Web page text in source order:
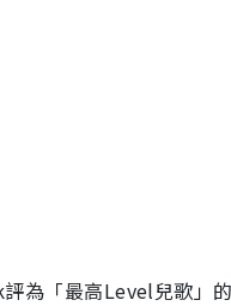
為「最高Level兒歌」